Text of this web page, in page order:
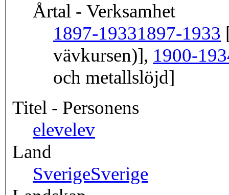
Årtal - Verksamhet
1897-19331897-1933
vävkursen)], 1900-
och metallslöjd]
Titel - Personens
elevelev
Land
SverigeSverige